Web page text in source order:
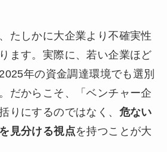
たしかに大企業より不確実性
ます。実際に、若い企業ほど
年の資金調達環境でも選別
だからこそ、「ベンチャー企
りにするのではなく、 危ない
見分ける視点を持つことが大